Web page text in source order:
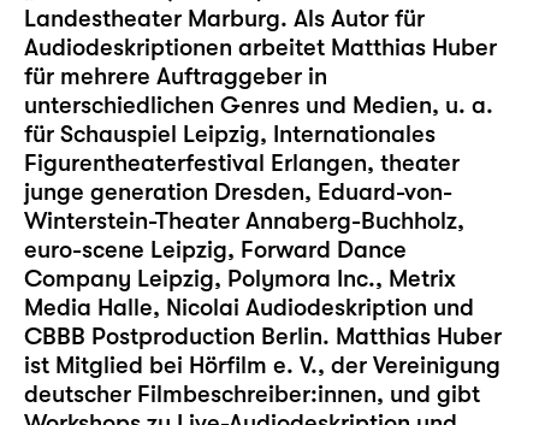
Landestheater Marburg. Als Autor für
Audiodeskriptionen arbeitet Matthias Huber
für mehrere Auftraggeber in
unterschiedlichen Genres und Medien, u. a.
für Schauspiel Leipzig, Internationales
Figurentheaterfestival Erlangen, theater
junge generation Dresden, Eduard-von-
Winterstein-Theater Annaberg-Buchholz,
euro-scene Leipzig, Forward Dance
Company Leipzig, Polymora Inc., Metrix
Media Halle, Nicolai Audiodeskription und
CBBB Postproduction Berlin. Matthias Huber
ist Mitglied bei Hörfilm e. V., der Vereinigung
deutscher Filmbeschreiber:innen, und gibt